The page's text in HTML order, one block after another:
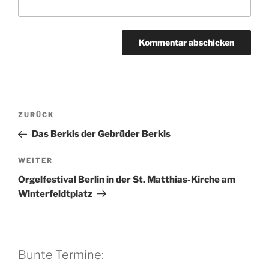
e
r
a
t
i
Beitragsnavigation
Vorheriger
Beitrag
ZURÜCK
Das Berkis der Gebrüder Berkis
Nächster
Beitrag
WEITER
Orgelfestival Berlin in der St. Matthias-Kirche am
Winter­feldt­platz
Bunte Termine: